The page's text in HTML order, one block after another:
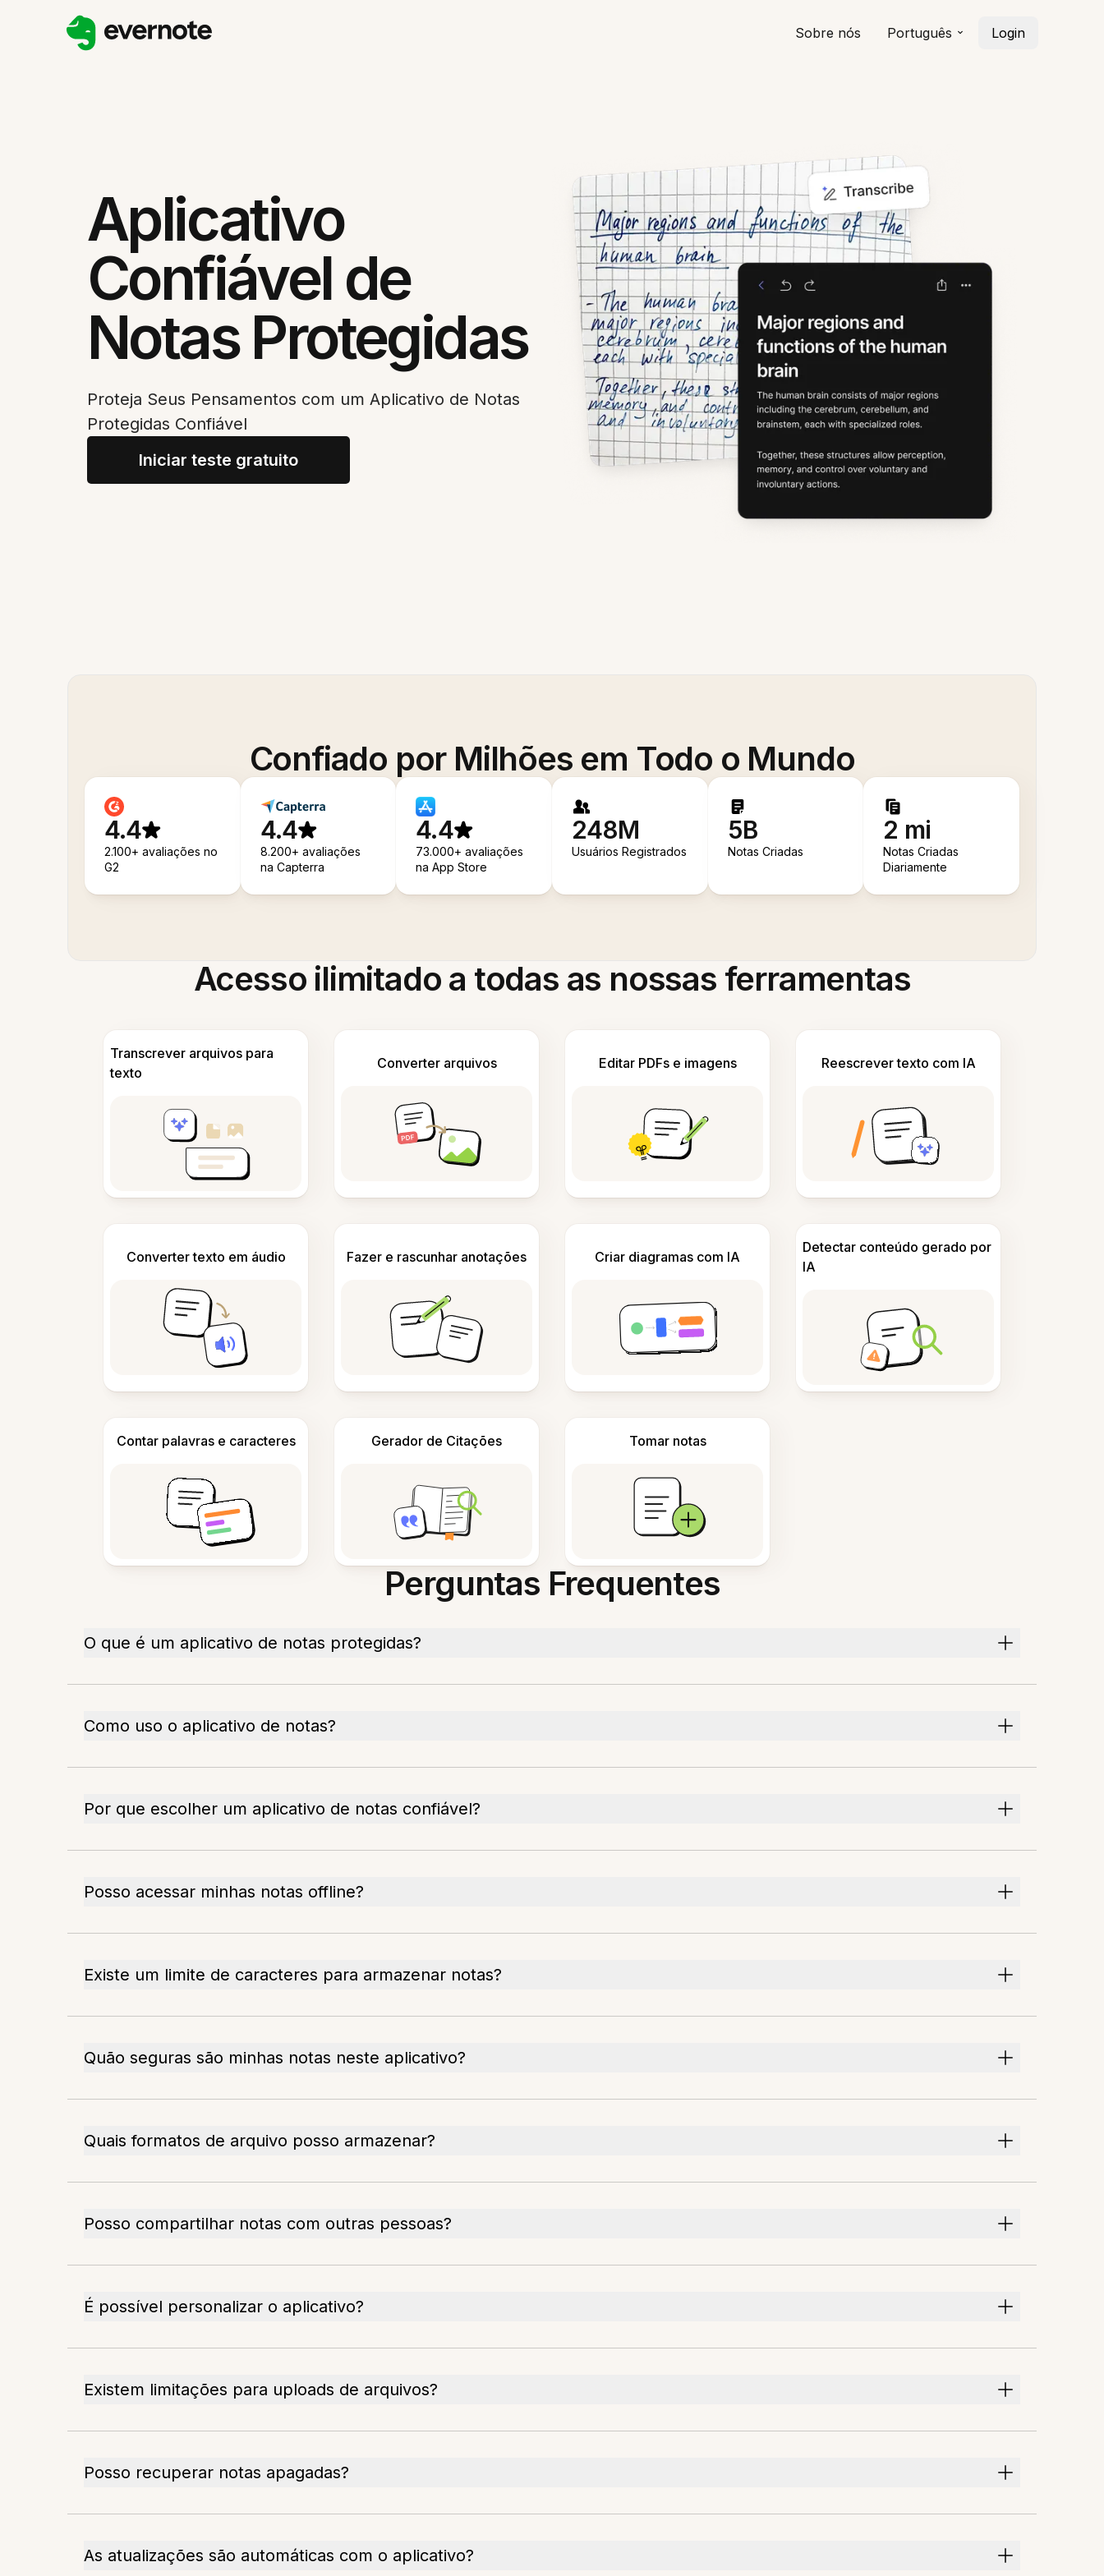
Sobre nós Português Login
Aplicativo
Confiável de
Notas Protegidas
Proteja Seus Pensamentos com um Aplicativo de Notas
Protegidas Confiável
Iniciar teste gratuito
Confiado por Milhões em Todo o Mundo
4.4
2.100+ avaliações no
G2
4.4
8.200+ avaliações
na Capterra
4.4
73.000+ avaliações
na App Store
248M
Usuários Registrados
5B
Notas Criadas
2 mi
Notas Criadas
Diariamente
Acesso ilimitado a todas as nossas ferramentas
Transcrever arquivos para
texto
Converter arquivos Editar PDFs e imagens Reescrever texto com IA
Converter texto em áudio Fazer e rascunhar anotações Criar diagramas com IA
Detectar conteúdo gerado por
IA
Contar palavras e caracteres Gerador de Citações Tomar notas
Perguntas Frequentes
O que é um aplicativo de notas protegidas?
Como uso o aplicativo de notas?
Por que escolher um aplicativo de notas confiável?
Posso acessar minhas notas offline?
Existe um limite de caracteres para armazenar notas?
Quão seguras são minhas notas neste aplicativo?
Quais formatos de arquivo posso armazenar?
Posso compartilhar notas com outras pessoas?
É possível personalizar o aplicativo?
Existem limitações para uploads de arquivos?
Posso recuperar notas apagadas?
As atualizações são automáticas com o aplicativo?